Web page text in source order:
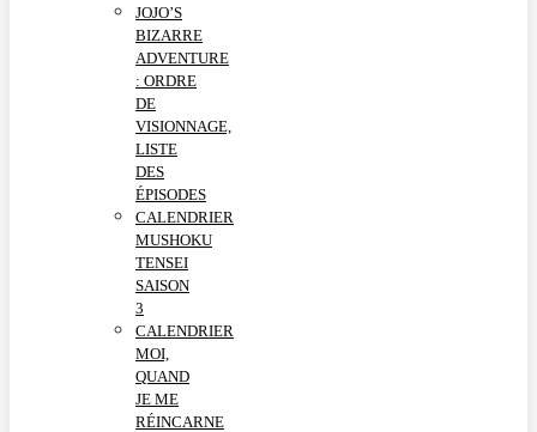
JOJO’S
BIZARRE
ADVENTURE
: ORDRE
DE
VISIONNAGE,
LISTE
DES
ÉPISODES
CALENDRIER
MUSHOKU
TENSEI
SAISON
3
CALENDRIER
MOI,
QUAND
JE ME
RÉINCARNE